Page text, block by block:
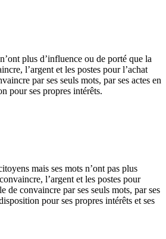
plus d’influence ou de porté que la
l’argent et les postes pour l’achat
par ses seuls mots, par ses actes en
pour ses propres intérêts.
mais ses mots n’ont pas plus
l’argent et les postes pour
de convaincre par ses seuls mots, par ses
pour ses propres intérêts et ses